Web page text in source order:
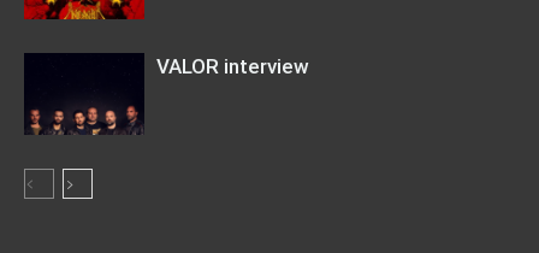
VALOR interview